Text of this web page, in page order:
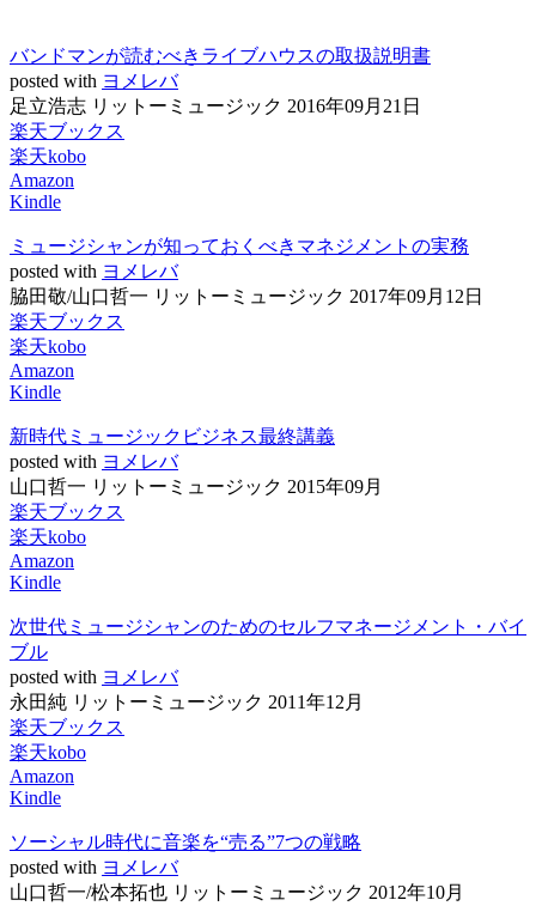
バンドマンが読むべきライブハウスの取扱説明書
posted with ヨメレバ
足立浩志 リットーミュージック 2016年09月21日
楽天ブックス
楽天kobo
Amazon
Kindle
ミュージシャンが知っておくべきマネジメントの実務
posted with ヨメレバ
脇田敬/山口哲一 リットーミュージック 2017年09月12日
楽天ブックス
楽天kobo
Amazon
Kindle
新時代ミュージックビジネス最終講義
posted with ヨメレバ
山口哲一 リットーミュージック 2015年09月
楽天ブックス
楽天kobo
Amazon
Kindle
次世代ミュージシャンのためのセルフマネージメント・バイ
ブル
posted with ヨメレバ
永田純 リットーミュージック 2011年12月
楽天ブックス
楽天kobo
Amazon
Kindle
ソーシャル時代に音楽を“売る”7つの戦略
posted with ヨメレバ
山口哲一/松本拓也 リットーミュージック 2012年10月